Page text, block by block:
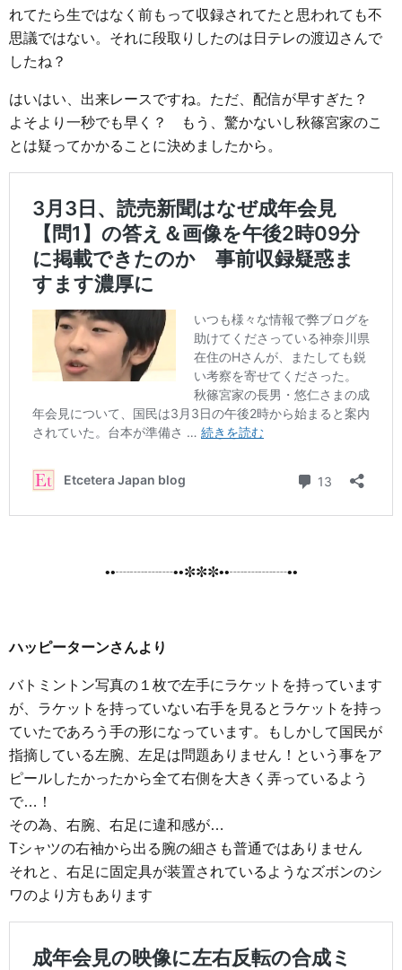
れてたら生ではなく前もって収録されてたと思われても不
思議ではない。それに段取りしたのは日テレの渡辺さんで
したね？
はいはい、出来レースですね。ただ、配信が早すぎた？
よそより一秒でも早く？ もう、驚かないし秋篠宮家のこ
とは疑ってかかることに決めましたから。
••┈┈┈┈••✼✼✼••┈┈┈┈••
ハッピーターンさんより
バトミントン写真の１枚で左手にラケットを持っています
が、ラケットを持っていない右手を見るとラケットを持っ
ていたであろう手の形になっています。もしかして国民が
指摘している左腕、左足は問題ありません！という事をア
ピールしたかったから全て右側を大きく弄っているよう
で…！
その為、右腕、右足に違和感が…
Tシャツの右袖から出る腕の細さも普通ではありません
それと、右足に固定具が装置されているようなズボンのシ
ワのより方もあります